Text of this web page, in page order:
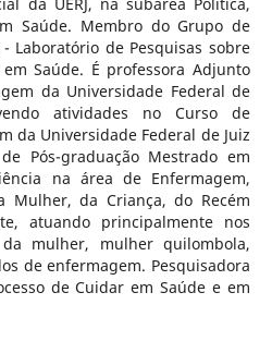
Saúde. Membro do Grupo de
- Laboratório de Pesquisas sobre
Saúde. É professora Adjunto
da Universidade Federal de
atividades no Curso de
da Universidade Federal de Juiz
Pós-graduação Mestrado em
na área de Enfermagem,
Mulher, da Criança, do Recém
atuando principalmente nos
mulher, mulher quilombola,
de enfermagem. Pesquisadora
de Cuidar em Saúde e em